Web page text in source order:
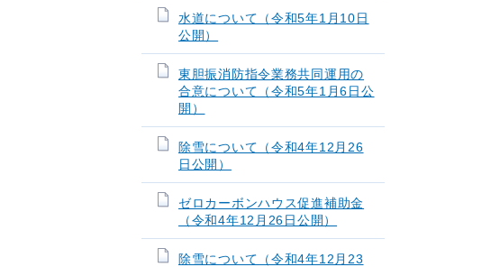
水道について（令和5年1月10日
公開）
東胆振消防指令業務共同運用の
合意について（令和5年1月6日公
開）
除雪について（令和4年12月26
日公開）
ゼロカーボンハウス促進補助金
（令和4年12月26日公開）
除雪について（令和4年12月23